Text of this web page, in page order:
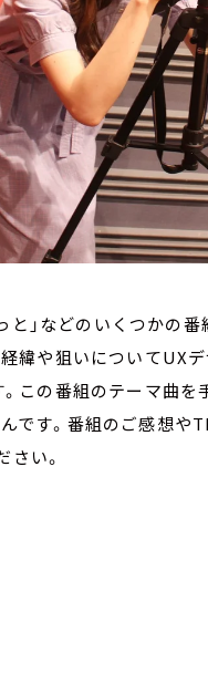
っと」などのいくつか
緯や狙いについてUX
この番組のテーマ曲を
です。番組のご感想
い。